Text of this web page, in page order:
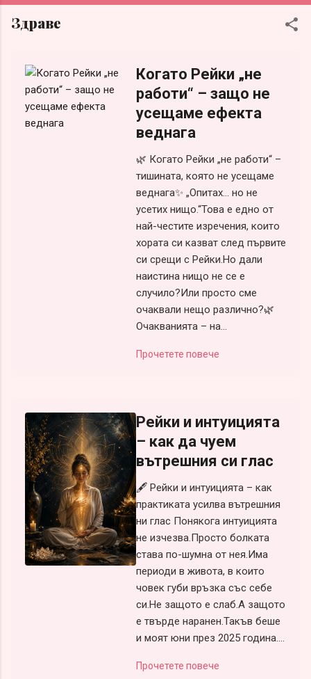
под формата на обвинения, че са „нагли“, „безотговорни“,
„несериозни“ и т.н. Списъкът е дълъг и всеки може да си
заради разочарования, гледане през различна призма и
личностна мотивация, за която няма своевременна
информираност. Честа причина за това е страхът от само-
заявяване или от загуба на приятелство или партньорство.
Истината обаче е много проста – когато един човек не
събира смелост да заяви се...
Здраве
Когато Рейки „не
работи“ – защо не
усещаме ефекта
веднага
🌿 Когато Рейки „не работи“ –
тишината, която не усещаме
веднага✨ „Опитах… но не
усетих нищо.“Това е едно от
най-честите изречения, които
хората си казват след първите
си срещи с Рейки.Но дали
наистина нищо не се е
случило?Или просто сме
очаквали нещо различно?🌿
Очакванията – на...
Прочетете повече
Рейки и интуицията
– как да чуем
вътрешния си глас
🖋️ Рейки и интуицията – как
практиката усилва вътрешния
ни глас Понякога интуицията
не изчезва.Просто болката
става по-шумна от нея.Има
периоди в живота, в които
човек губи връзка със себе
си.Не защото е слаб.А защото
е твърде наранен.Такъв беше
и моят юни през 2025 година....
Прочетете повече